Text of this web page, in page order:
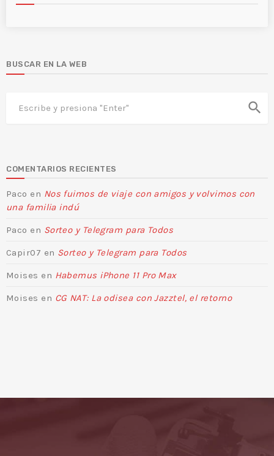
BUSCAR EN LA WEB
search
COMENTARIOS RECIENTES
Paco en Nos fuimos de viaje con amigos y volvimos con
una familia indú
Paco en Sorteo y Telegram para Todos
Capir07 en Sorteo y Telegram para Todos
Moises en Habemus iPhone 11 Pro Max
Moises en CG NAT: La odisea con Jazztel, el retorno